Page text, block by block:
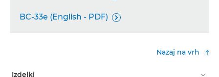
BC-33e (English - PDF) 
Nazaj na vrh
Izdelki